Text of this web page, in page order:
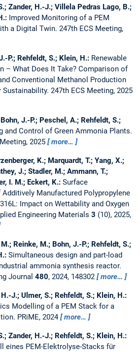
Zander, H.-J.; Villela Pedras Lago, B.;
Improved Monitoring of a PEM
a Digital Twin. 247th ECS Meeting,
P.; Rehfeldt, S.; Klein, H.: Renewable
– What Does It Take? Comparison of
Conventional Methanol Production
Sustainability. 247th ECS Meeting, 2025
Bohn, J.-P.; Peschel, A.; Rehfeldt, S.;
and Control of Green Ammonia Plants.
2025
more…
K.; Marquardt, T.; Yang, X.;
J.; Stadler, M.; Ammann, T.;
I. M.; Eckert, K.: Surface
Manufactured Polypropylene
Impact on Wettability and Oxygen
Engineering Materials 3 (10), 2025,
Reinke, M.; Bohn, J.-P.; Rehfeldt, S.;
Simultaneous design and part-load
ammonia synthesis reactor.
Journal 480, 2024, 148302 more…
H.-J.; Ulmer, S.; Rehfeldt, S.; Klein, H.:
Modelling of a PEM Stack for a
PRiME, 2024 more…
Zander, H.-J.; Rehfeldt, S.; Klein, H.:
eines PEM-Elektrolyse-Stacks für